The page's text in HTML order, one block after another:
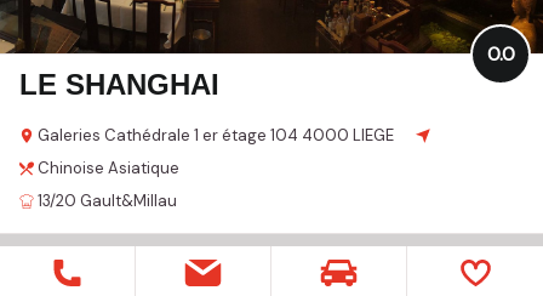
LE SHANGHAI
Galeries Cathédrale 1 er étage 104 4000 LIEGE
0.0
Chinoise Asiatique
13/20 Gault&Millau